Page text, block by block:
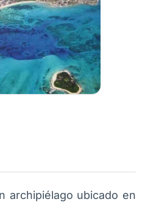
archipiélago ubicado en